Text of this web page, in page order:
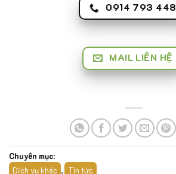
0914 793 448
MAIL LIÊN HỆ
Chuyên mục:
Dịch vụ khác , Tin tức